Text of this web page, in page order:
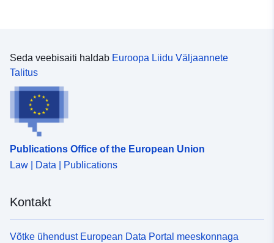
Seda veebisaiti haldab Euroopa Liidu Väljaannete
Talitus
Publications Office of the European Union
Law | Data | Publications
Kontakt
Võtke ühendust European Data Portal meeskonnaga